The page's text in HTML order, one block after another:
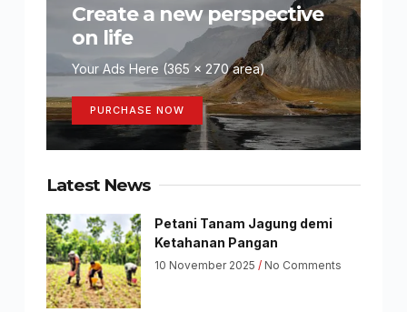
Create a new perspective
on life
Your Ads Here (365 x 270 area)
PURCHASE NOW
Latest News
Petani Tanam Jagung demi
Ketahanan Pangan
10 November 2025 No Comments